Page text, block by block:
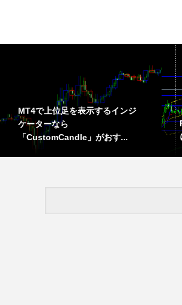
MT4で上位足を表示するインジ
ケーターなら
「CustomCandle」がおす...